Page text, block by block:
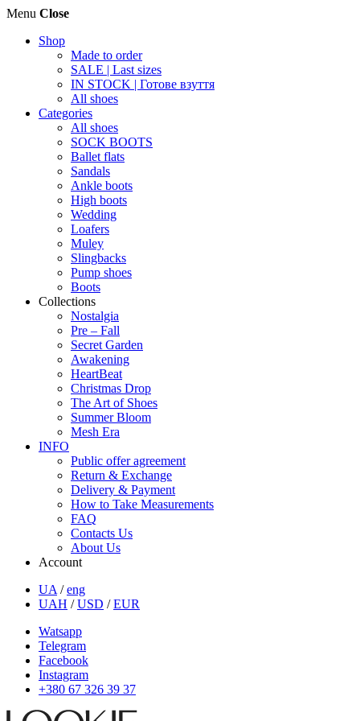
Menu Close
Shop
Made to order
SALE | Last sizes
IN STOCK | Готове взуття
All shoes
Categories
All shoes
SOCK BOOTS
Ballet flats
Sandals
Ankle boots
High boots
Wedding
Loafers
Muley
Slingbacks
Pump shoes
Boots
Collections
Nostalgia
Pre – Fall
Secret Garden
Awakening
HeartBeat
Christmas Drop
The Art of Shoes
Summer Bloom
Mesh Era
INFO
Public offer agreement
Return & Exchange
Delivery & Payment
How to Take Measurements
FAQ
Contacts Us
About Us
Account
UA /eng
UAH /USD /EUR
Watsapp
Telegram
Facebook
Instagram
+380 67 326 39 37